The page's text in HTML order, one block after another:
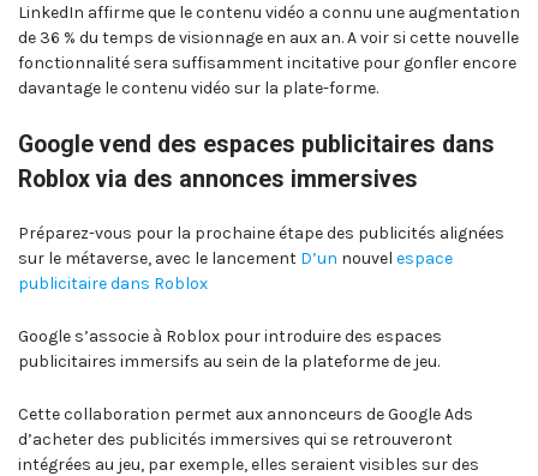
LinkedIn affirme que le contenu vidéo a connu une augmentation
de 36 % du temps de visionnage en aux an. A voir si cette nouvelle
fonctionnalité sera suffisamment incitative pour gonfler encore
davantage le contenu vidéo sur la plate-forme.
Google vend des espaces publicitaires dans
Roblox via des annonces immersives
Préparez-vous pour la prochaine étape des publicités alignées
sur le métaverse, avec le lancement D’un nouvel espace
publicitaire dans Roblox
Google s’associe à Roblox pour introduire des espaces
publicitaires immersifs au sein de la plateforme de jeu.
Cette collaboration permet aux annonceurs de Google Ads
d’acheter des publicités immersives qui se retrouveront
intégrées au jeu, par exemple, elles seraient visibles sur des